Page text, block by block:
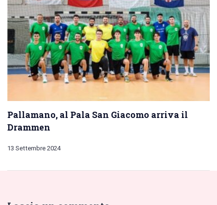
Pallamano, al Pala San Giacomo arriva il
Drammen
13 Settembre 2024